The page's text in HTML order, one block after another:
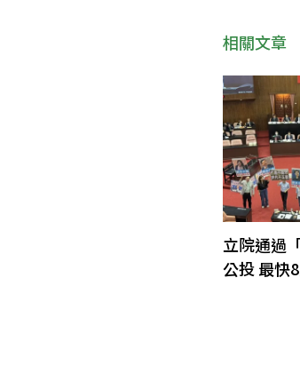
相關文章
立院通過
公投 最快